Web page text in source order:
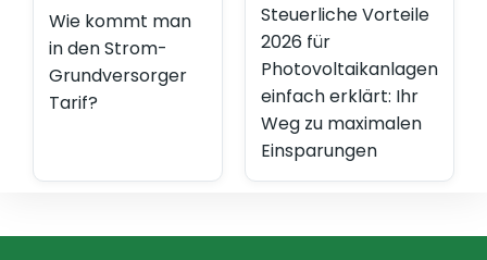
Wie kommt man
in den Strom-
Grundversorger
Tarif?
Steuerliche Vorteile
2026 für
Photovoltaikanlagen
einfach erklärt: Ihr
Weg zu maximalen
Einsparungen